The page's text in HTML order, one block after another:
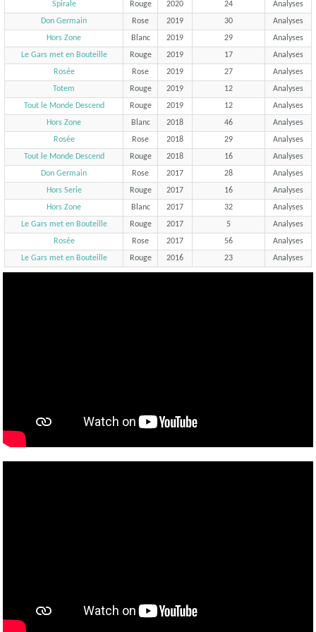
Spirale Rouge 2020 24
Analyses
Don Germain
Rose 2019 30
Analyses
Hors Zone
Blanc 2019 29
Analyses
Le Gars met en Bouteille
Rouge 2019 17
Analyses
Rosée
Rose 2019 27
Analyses
Totem
Rouge 2019 12
Analyses
Tout le Monde Descend
Rouge 2019 12
Analyses
Hors Zone
Blanc 2018 46
Analyses
Rosée
Rose 2018 29
Analyses
Tout le Monde Descend
Rouge 2018 16
Analyses
Don Germain
Rose 2017 28
Analyses
Hors Serie
Rouge 2017 16
Analyses
Hors Zone
Blanc 2017 32
Analyses
Le Gars met en Bouteille
Rouge 2017 5
Analyses
Rosée
Rose 2017 56
Analyses
Le Gars met en Bouteille
Rouge 2016 23 Analyses